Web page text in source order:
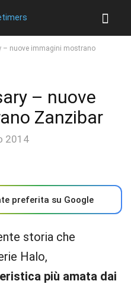
– nuove immagini mostrano
– nuove
Zanzibar
2014
preferita su Google
storia che
Halo,
più amata dai